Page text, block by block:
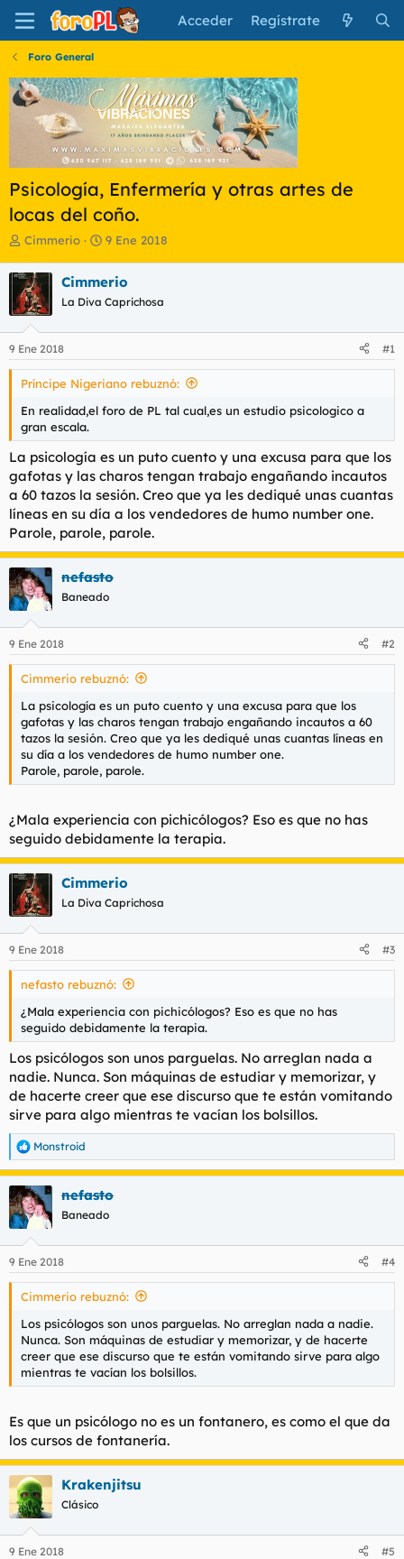
Acceder Regístrate
Foro General
Psicología, Enfermería y otras artes de
locas del coño.
I
i
c
i
a
d
o
r
d
l
t
m
a
Cimmerio
F
h
a
e
n
i
i
9 Ene 2018
Cimmerio
La Diva Caprichosa
9 Ene 2018 #1
Príncipe Nigeriano rebuznó:
En realidad,el foro de PL tal cual,es un estudio psicologico a
gran escala.
La psicología es un puto cuento y una excusa para que los
gafotas y las charos tengan trabajo engañando incautos
a 60 tazos la sesión. Creo que ya les dediqué unas cuantas
líneas en su día a los vendedores de humo number one.
Parole, parole, parole.
nefasto
Baneado
9 Ene 2018 #2
Cimmerio rebuznó:
La psicología es un puto cuento y una excusa para que los
gafotas y las charos tengan trabajo engañando incautos a 60
tazos la sesión. Creo que ya les dediqué unas cuantas líneas en
su día a los vendedores de humo number one.
Parole, parole, parole.
¿Mala experiencia con pichicólogos? Eso es que no has
seguido debidamente la terapia.
Cimmerio
La Diva Caprichosa
9 Ene 2018 #3
nefasto rebuznó:
¿Mala experiencia con pichicólogos? Eso es que no has
seguido debidamente la terapia.
Los psicólogos son unos parguelas. No arreglan nada a
nadie. Nunca. Son máquinas de estudiar y memorizar, y
de hacerte creer que ese discurso que te están vomitando
sirve para algo mientras te vacían los bolsillos.
R
e
a
c
c
i
e
s
Monstroid
nefasto
Baneado
9 Ene 2018 #4
Cimmerio rebuznó:
Los psicólogos son unos parguelas. No arreglan nada a nadie.
Nunca. Son máquinas de estudiar y memorizar, y de hacerte
creer que ese discurso que te están vomitando sirve para algo
mientras te vacían los bolsillos.
Es que un psicólogo no es un fontanero, es como el que da
los cursos de fontanería.
Krakenjitsu
Clásico
9 Ene 2018 #5